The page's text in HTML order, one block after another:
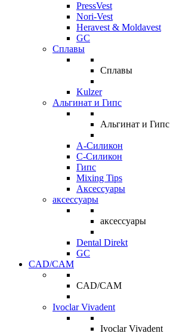
PressVest
Nori-Vest
Heravest & Moldavest
GC
Сплавы
Сплавы
Kulzer
Альгинат и Гипс
Альгинат и Гипс
A-Силикон
C-Силикон
Гипс
Mixing Tips
Аксессуары
аксессуары
аксессуары
Dental Direkt
GC
CAD/CAM
CAD/CAM
Ivoclar Vivadent
Ivoclar Vivadent